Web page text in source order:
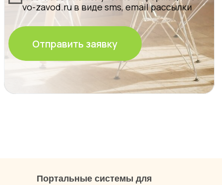
Портальные системы для
Представленные на сайте материалы и условия
носят исключительно информационный характер
и не являются публичной офертой, определяемой
положениями ст. 437 Гражданского кодекса РФ.
Для получения подробной информации о
продуктах, услугах и их стоимости обращайтесь к
Разработка и продвижение